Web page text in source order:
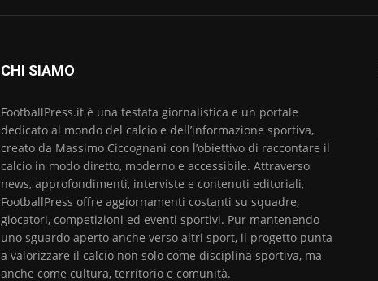
CHI SIAMO
FootballPress.it è una testata giornalistica e un portale
dedicato al mondo del calcio e dell’informazione sportiva,
creato da Massimo Ciccognani con l’obiettivo di raccontare il
calcio in modo diretto, moderno e accessibile. Attraverso
news, approfondimenti, interviste e contenuti editoriali,
FootballPress offre aggiornamenti costanti su squadre,
giocatori, competizioni ed eventi sportivi. Pur mantenendo
uno sguardo aperto anche verso altri sport, il progetto punta
a valorizzare il calcio non solo come disciplina sportiva, ma
anche come cultura, territorio e comunità.